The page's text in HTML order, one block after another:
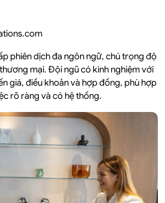
phiên dịch đa ngôn ngữ, chú trọng độ
mại. Đội ngũ có kinh nghiệm với
giá, điều khoản và hợp đồng, phù hợp
rõ ràng và có hệ thống.